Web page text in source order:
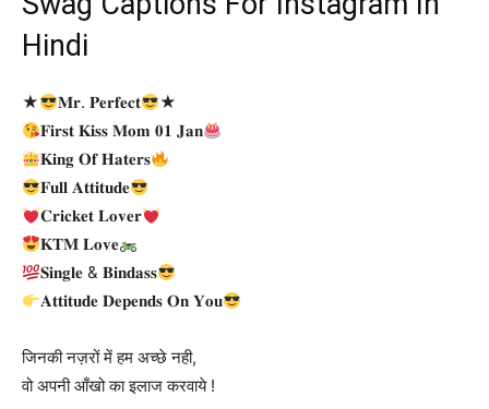
Hindi
★ 𝐌𝐫. 𝐏𝐞𝐫𝐟𝐞𝐜𝐭
★
𝐅𝐢𝐫𝐬𝐭 𝐊𝐢𝐬𝐬 𝐌𝐨𝐦 𝟎𝟏 𝐉𝐚𝐧
𝐊𝐢𝐧𝐠 𝐎𝐟 𝐇𝐚𝐭𝐞𝐫𝐬
𝐅𝐮𝐥𝐥 𝐀𝐭𝐭𝐢𝐭𝐮𝐝𝐞
𝐂𝐫𝐢𝐜𝐤𝐞𝐭 𝐋𝐨𝐯𝐞𝐫
𝐊𝐓𝐌 𝐋𝐨𝐯𝐞
𝐒𝐢𝐧𝐠𝐥𝐞 & 𝐁𝐢𝐧𝐝𝐚𝐬𝐬
𝐀𝐭𝐭𝐢𝐭𝐮𝐝𝐞 𝐃𝐞𝐩𝐞𝐧𝐝𝐬 𝐎𝐧 𝐘𝐨𝐮
जिनकी नज़रों में हम अच्छे नही,
वो अपनी आँखो का इलाज करवाये !